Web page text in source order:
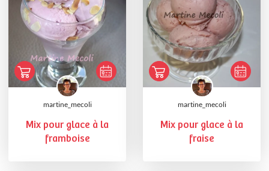
martine_mecoli
Mix pour glace à la
framboise
martine_mecoli
Mix pour glace à la
fraise